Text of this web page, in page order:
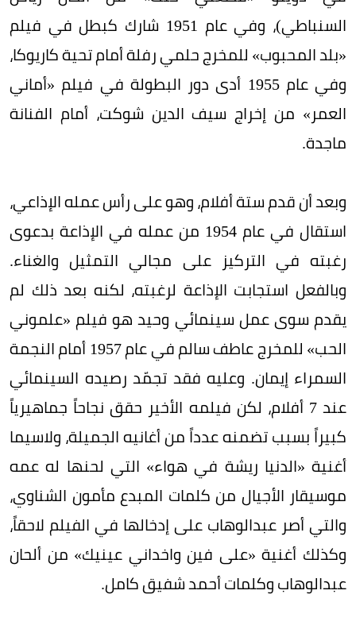
السنباطي)، وفي عام 1951 شارك كبطل في فيلم
«بلد المحبوب» للمخرج حلمي رفلة أمام تحية كاريوكا،
وفي عام 1955 أدى دور البطولة في فيلم «أماني
العمر» من إخراج سيف الدين شوكت، أمام الفنانة
ماجدة.
وبعد أن قدم ستة أفلام، وهو على رأس عمله الإذاعي،
استقال في عام 1954 من عمله في الإذاعة بدعوى
رغبته في التركيز على مجالي التمثيل والغناء.
وبالفعل استجابت الإذاعة لرغبته، لكنه بعد ذلك لم
يقدم سوى عمل سينمائي وحيد هو فيلم «علموني
الحب» للمخرج عاطف سالم في عام 1957 أمام النجمة
السمراء إيمان. وعليه فقد تجمّد رصيده السينمائي
عند 7 أفلام، لكن فيلمه الأخير حقق نجاحاً جماهيرياً
كبيراً بسبب تضمنه عدداً من أغانيه الجميلة، ولاسيما
أغنية «الدنيا ريشة في هواء» التي لحنها له عمه
موسيقار الأجيال من كلمات المبدع مأمون الشناوي،
والتي أصر عبدالوهاب على إدخالها في الفيلم لاحقاً،
وكذلك أغنية «على فين واخداني عينيك» من ألحان
عبدالوهاب وكلمات أحمد شفيق كامل.